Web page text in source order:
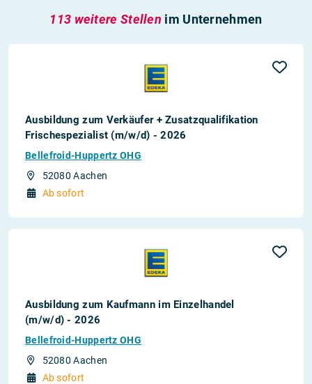
113 weitere Stellen im Unternehmen
Ausbildung zum Verkäufer + Zusatzqualifikation
Frischespezialist (m/w/d) - 2026
Bellefroid-Huppertz OHG
52080 Aachen
Ab sofort
Ausbildung zum Kaufmann im Einzelhandel
(m/w/d) - 2026
Bellefroid-Huppertz OHG
52080 Aachen
Ab sofort